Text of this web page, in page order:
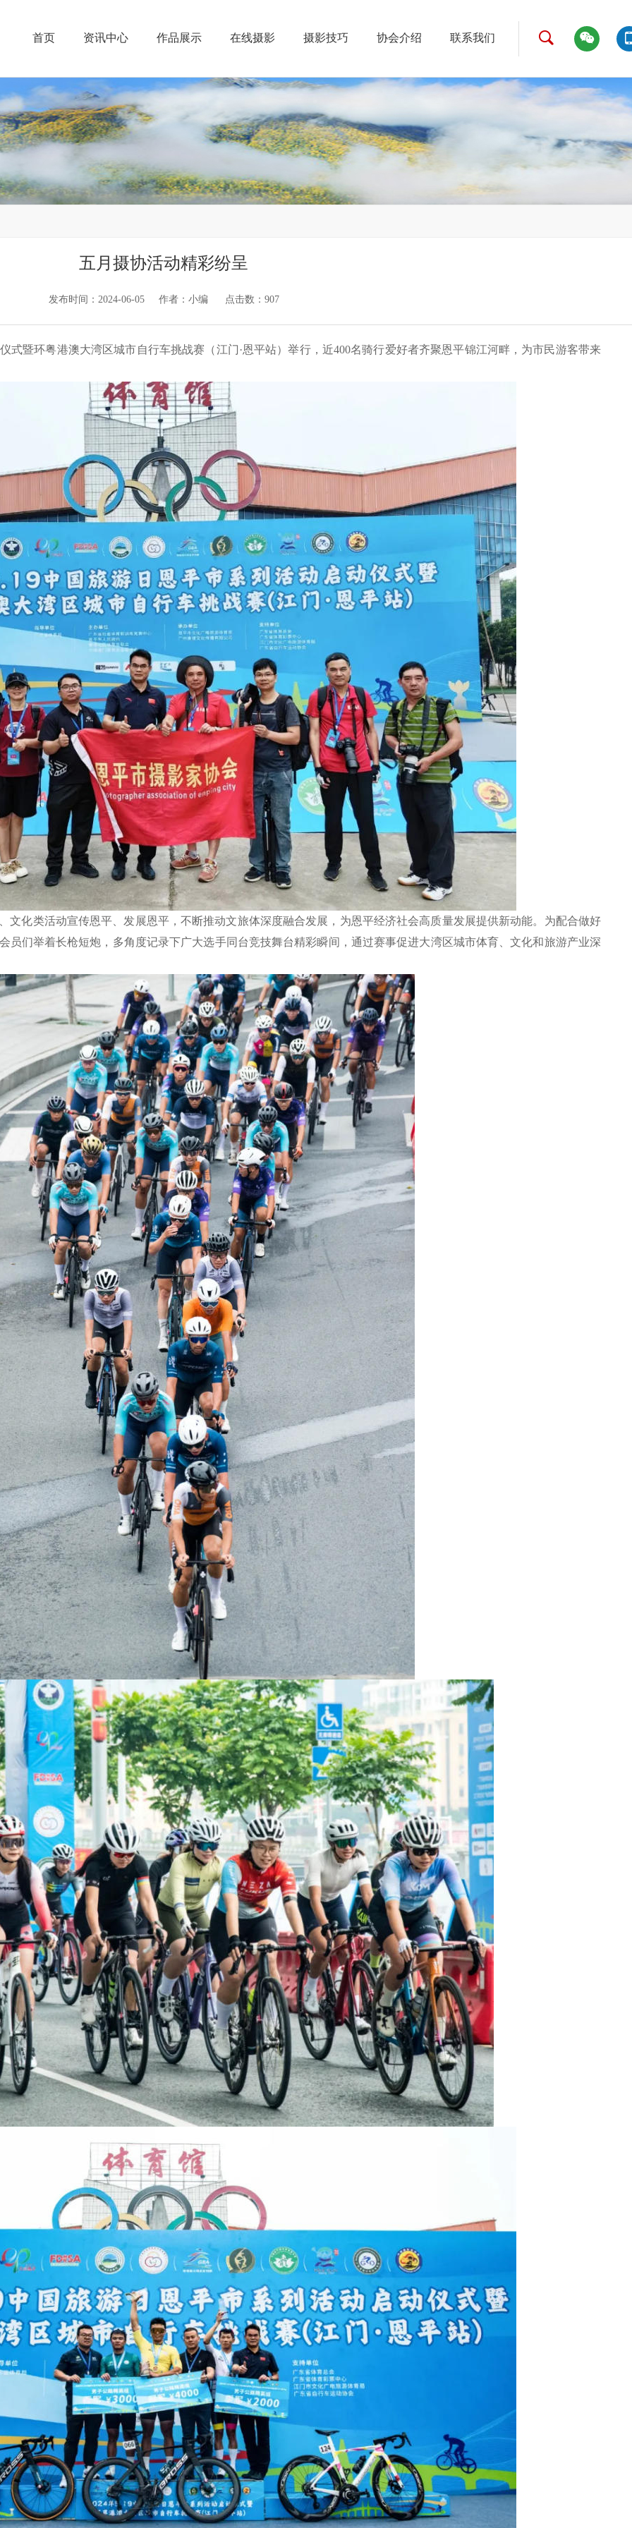
首页 资讯中心 作品展示 在线摄影 摄影技巧 协会介绍 联系我们
五月摄协活动精彩纷呈
发布时间：2024-06-05 作者：小编 点击数： 907
暨环粤港澳大湾区城市自行车挑战赛（江门·恩平站）举行，近400名骑行爱好者齐聚恩平锦江河畔，为市民游客带来
化类活动宣传恩平、发展恩平，不断推动文旅体深度融合发展，为恩平经济社会高质量发展提供新动能。为配合做好
员们举着长枪短炮，多角度记录下广大选手同台竞技舞台精彩瞬间，通过赛事促进大湾区城市体育、文化和旅游产业深